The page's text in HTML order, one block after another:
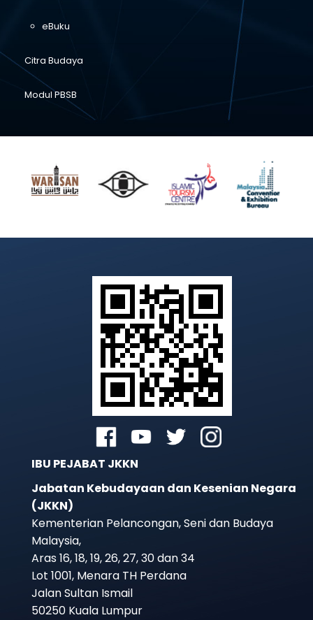
eBuku
Citra Budaya
Modul PBSB
IBU PEJABAT JKKN
Jabatan Kebudayaan dan Kesenian Negara
(JKKN)
Kementerian Pelancongan, Seni dan Budaya
Malaysia,
Aras 16, 18, 19, 26, 27, 30 dan 34
Lot 1001, Menara TH Perdana
Jalan Sultan Ismail
50250 Kuala Lumpur